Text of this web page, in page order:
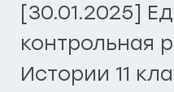
[30.01.2025]
контрольная
Истории 11